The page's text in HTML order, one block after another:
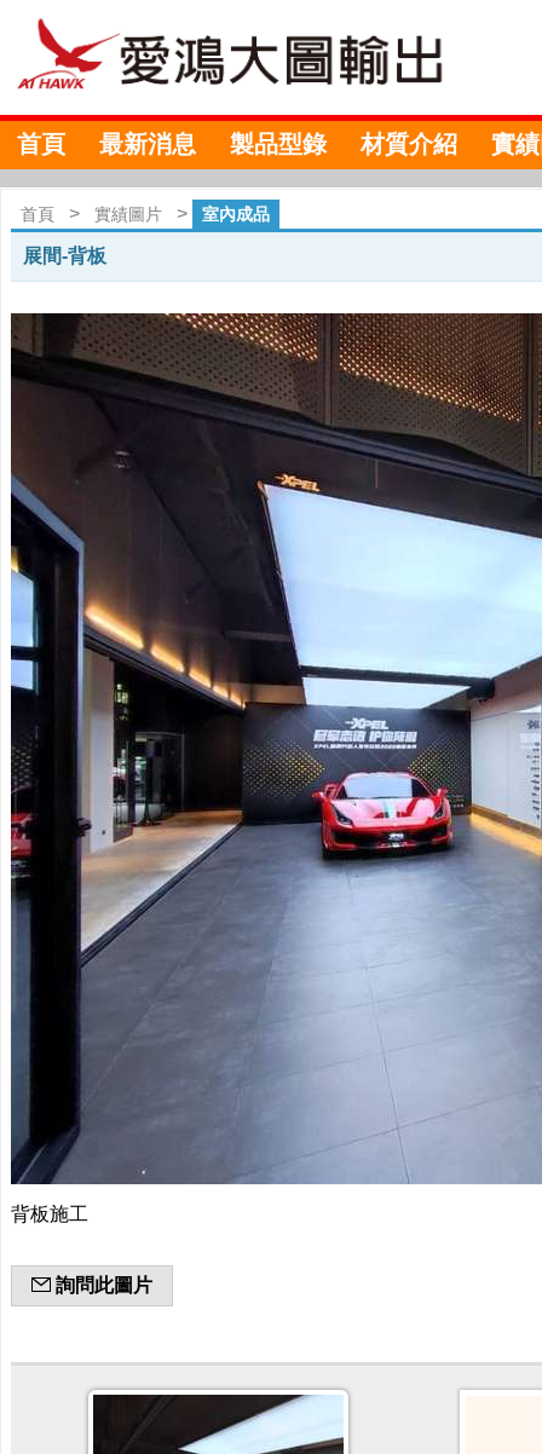
首頁 最新消息 製品型錄 材質介紹 實
首頁 > 實績圖片 > 室內成品
展間-背板
背板施工
詢問此圖片